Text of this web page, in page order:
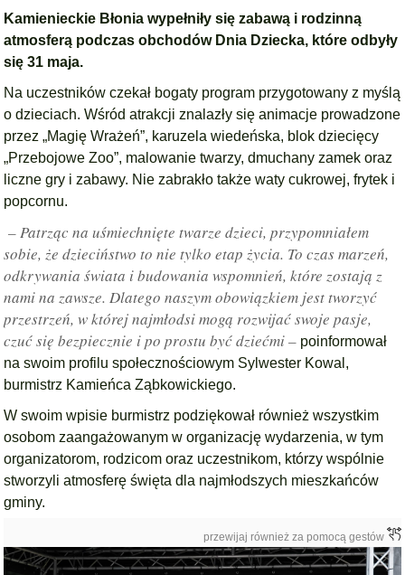
Kamienieckie Błonia wypełniły się zabawą i rodzinną
atmosferą podczas obchodów Dnia Dziecka, które odbyły
się 31 maja.
Na uczestników czekał bogaty program przygotowany z myślą
o dzieciach. Wśród atrakcji znalazły się animacje prowadzone
przez „Magię Wrażeń”, karuzela wiedeńska, blok dziecięcy
„Przebojowe Zoo”, malowanie twarzy, dmuchany zamek oraz
liczne gry i zabawy. Nie zabrakło także waty cukrowej, frytek i
popcornu.
– Patrząc na uśmiechnięte twarze dzieci, przypomniałem
sobie, że dzieciństwo to nie tylko etap życia. To czas marzeń,
odkrywania świata i budowania wspomnień, które zostają z
nami na zawsze. Dlatego naszym obowiązkiem jest tworzyć
przestrzeń, w której najmłodsi mogą rozwijać swoje pasje,
czuć się bezpiecznie i po prostu być dziećmi – poinformował
na swoim profilu społecznościowym Sylwester Kowal,
burmistrz Kamieńca Ząbkowickiego.
W swoim wpisie burmistrz podziękował również wszystkim
osobom zaangażowanym w organizację wydarzenia, w tym
organizatorom, rodzicom oraz uczestnikom, którzy wspólnie
stworzyli atmosferę święta dla najmłodszych mieszkańców
gminy.
przewijaj również za pomocą gestów